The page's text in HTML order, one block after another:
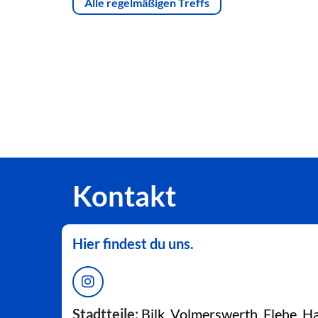
Kontakt
Hier findest du uns.
Stadtteile: Bilk, Volmerswerth, Flehe,